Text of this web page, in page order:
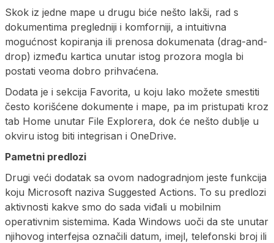
Skok iz jedne mape u drugu biće nešto lakši, rad s
dokumentima pregledniji i komforniji, a intuitivna
mogućnost kopiranja ili prenosa dokumenata (drag-and-
drop) između kartica unutar istog prozora mogla bi
postati veoma dobro prihvaćena.
Dodata je i sekcija Favorita, u koju lako možete smestiti
često korišćene dokumente i mape, pa im pristupati kroz
tab Home unutar File Explorera, dok će nešto dublje u
okviru istog biti integrisan i OneDrive.
Pametni predlozi
Drugi veći dodatak sa ovom nadogradnjom jeste funkcija
koju Microsoft naziva Suggested Actions. To su predlozi
aktivnosti kakve smo do sada viđali u mobilnim
operativnim sistemima. Kada Windows uoči da ste unutar
njihovog interfejsa označili datum, imejl, telefonski broj ili